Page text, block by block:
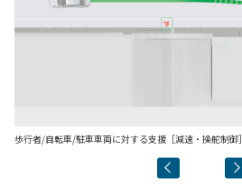
歩行者/自転車/駐車車両に対する支援［減速・操舵制御］